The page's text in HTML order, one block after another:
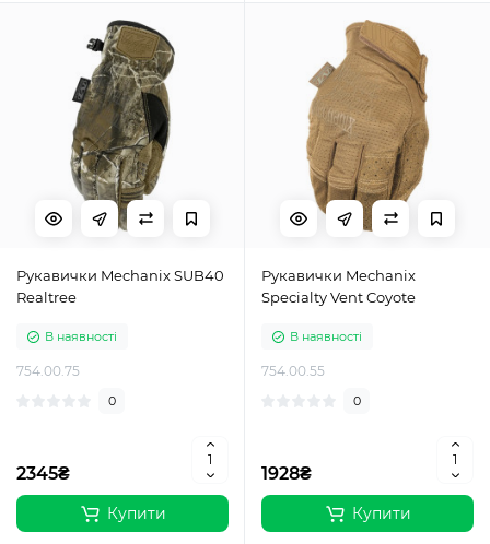
Рукавички Mechanix SUB40
Realtree
В наявності
754.00.75
0
2345₴
Купити
Рукавички Mechanix
Specialty Vent Coyote
В наявності
754.00.55
0
1928₴
Купити